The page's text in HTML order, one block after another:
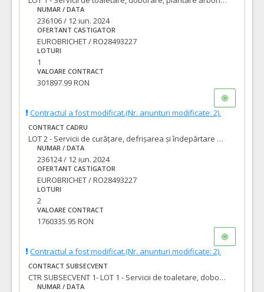
NUMAR / DATA
236106 / 12 iun. 2024
OFERTANT CASTIGATOR
EUROBRICHET / RO28493227
LOTURI
1
VALOARE CONTRACT
301897.99 RON
Contractul a fost modificat.(Nr. anunturi modificate: 2).
CONTRACT CADRU
LOT 2 - Servicii de curățare, defrișarea și îndepărtare vegetație nedorită
NUMAR / DATA
236124 / 12 iun. 2024
OFERTANT CASTIGATOR
EUROBRICHET / RO28493227
LOTURI
2
VALOARE CONTRACT
1760335.95 RON
Contractul a fost modificat.(Nr. anunturi modificate: 2).
CONTRACT SUBSECVENT
CTR SUBSECVENT 1- LOT 1 - Servicii de toaletare, doborâre, plantare arbori și arbuști
NUMAR / DATA